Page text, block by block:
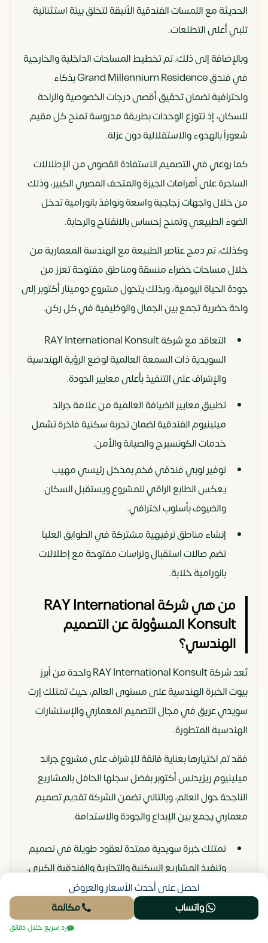
الحديثة مع اللمسات الفندقية الأنيقة لتخلق بيئة استثنائية
تلبي أعلى التطلعات.
وبالإضافة إلى ذلك، تم تخطيط المساحات الداخلية والخارجية
في فندق Grand Millennium Residence بذكاء
واحترافية لضمان تحقيق أقصى درجات الخصوصية والراحة
للسكان، إذ تتوزع الوحدات بطريقة مدروسة تمنح كل مقيم
شعوراً بالهدوء والاستقلالية دون عزلة.
كما روعي في التصميم الاستفادة القصوى من الإطلالات
الساحرة على أهرامات الجيزة والمتحف المصري الكبير، وذلك
من خلال واجهات زجاجية واسعة ونوافذ بانورامية تدخل
الضوء الطبيعي وتمنح إحساس بالانفتاح والرحابة.
وكذلك، تم دمج عناصر الطبيعة مع الهندسة المعمارية من
خلال مساحات خضراء منسقة ومناطق مفتوحة تعزز من
جودة الحياة اليومية، وبذلك يتحول مشروع دومينار أكتوبر إلى
واحة حضرية تجمع بين الجمال والوظيفية في كل ركن.
التعاقد مع شركة RAY International Konsult
السويدية ذات السمعة العالمية لوضع الرؤية الهندسية
والإشراف على التنفيذ بأعلى معايير الجودة.
تطبيق معايير الضيافة العالمية من علامة جراند
ميلينيوم الفندقية لضمان تجربة سكنية فاخرة تشمل
خدمات الكونسيرج والصيانة والأمن.
توفير لوبي فندقي فخم بمدخل رئيسي مهيب
يعكس الطابع الراقي للمشروع ويستقبل السكان
والضيوف بأسلوب احترافي.
إنشاء مناطق ترفيهية مشتركة في الطوابق العليا
تضم صالات استقبال وتراسات مفتوحة مع إطلالات
بانورامية خلابة.
من هي شركة RAY International
Konsult المسؤولة عن التصميم
الهندسي؟
تُعد شركة RAY International Konsult واحدة من أبرز
بيوت الخبرة الهندسية على مستوى العالم، حيث تمتلك إرث
سويدي عريق في مجال التصميم المعماري والإستشارات
الهندسية المتطورة.
فقد تم اختيارها بعناية فائقة للإشراف على مشروع جراند
ميلينيوم ريزيدنس أكتوبر بفضل سجلها الحافل بالمشاريع
الناجحة حول العالم، وبالتالي تضمن الشركة تقديم تصميم
معماري يجمع بين الإبداع والجودة والاستدامة.
تمتلك خبرة سويدية ممتدة لعقود طويلة في تصميم
وتنفيذ المشاريع السكنية والتجارية والفندقية الكبرى.
نفذت مئات المشاريع العالمية في أوروبا والشرق
الأوسط وآسيا بمعايير استثنائية حازت على جوائز دولية.
احصل على أحدث الأسعار والعروض
واتساب
مكالمة
رد سريع خلال دقائق